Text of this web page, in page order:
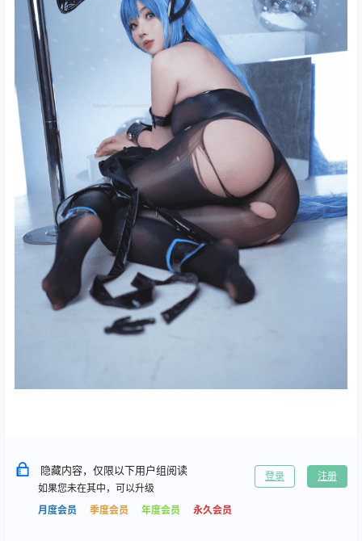
隐藏内容，仅限以下用户组阅读
如果您未在其中，可以升级
月度会员
季度会员 年度会员 永久会员
登录 注册